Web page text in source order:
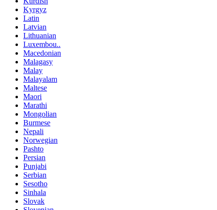
Kyrgyz
Latin
Latvian
Lithuanian
Luxembou..
Macedonian
Malagasy
Malay
Malayalam
Maltese
Maori
Marathi
Mongolian
Burmese
Nepali
Norwegian
Pashto
Persian
Punjabi
Serbian
Sesotho
Sinhala
Slovak